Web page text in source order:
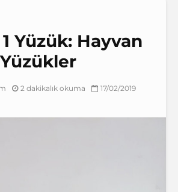
Yüzük: Hayvan
2 dakikalık okuma 17/02/2019